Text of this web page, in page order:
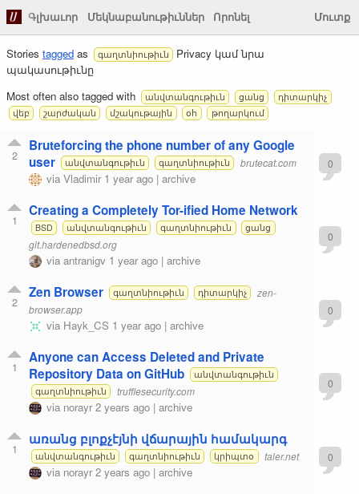
Գլխաւոր Մեկնաբանութիւններ Որոնել Մուտք
Stories tagged as գաղտնիութիւն
Privacy կամ նրա
պակասութիւնը
Most often also tagged with
անվտանգութիւն ցանց
դիտարկիչ
վեբ
շարժական մշակութային օհ թողարկում
2
Bruteforcing the phone number of any Google
user
անվտանգութիւն գաղտնիութիւն brutecat.com
via Vladimir 1 year ago | archive
0
1
Creating a Completely Tor-ified Home Network
BSD անվտանգութիւն գաղտնիութիւն ցանց
git.hardenedbsd.org
via antranigv 1 year ago | archive
0
2
Zen Browser գաղտնիութիւն դիտարկիչ
zen-
browser.app
via Hayk_CS 1 year ago | archive
0
1
Anyone can Access Deleted and Private
Repository Data on GitHub
անվտանգութիւն
գաղտնիութիւն
trufflesecurity.com
via norayr 2 years ago | archive
0
1
առանց բլոքչէյնի վճարային համակարգ
անվտանգութիւն գաղտնիութիւն կրիպտօ taler.net
via norayr 2 years ago | archive
0